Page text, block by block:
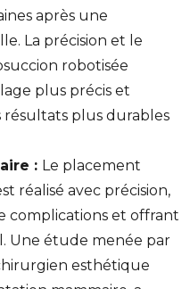
après une
La précision et le
robotisée
plus précis et
résultats plus durables
: Le placement
réalisé avec précision,
complications et offrant
Une étude menée par
esthétique